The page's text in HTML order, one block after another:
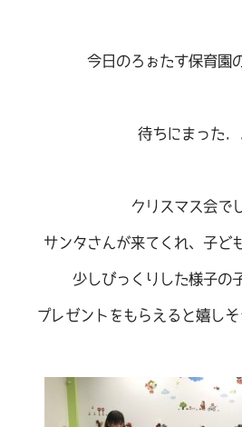
今日のろぉたす保育園
待ちにまった．
クリスマス会で
サンタさんが来てくれ、子ど
少しびっくりした様子の
プレゼントをもらえると嬉し